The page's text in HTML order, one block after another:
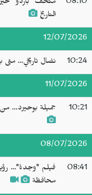
08:10
متحف "باردو" حين
التاريخ
12/07/2026
10:24 نضال تاريخي... متى
11/07/2026
10:21 جميلة بوحيرد… من
08/07/2026
08:41
فيلم "وجدة"...
محافظة